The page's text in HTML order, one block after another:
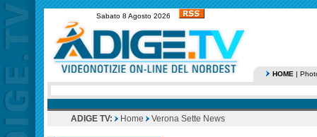
Sabato 8 Agosto 2026
HOME |
ADIGE TV: Home Verona Sette News